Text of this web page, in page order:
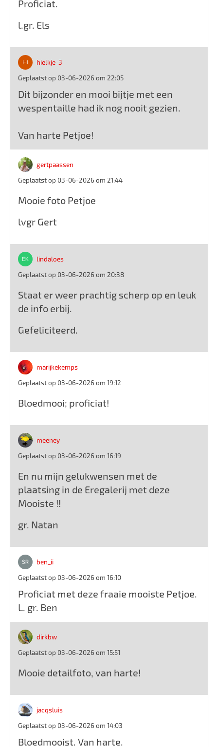
Proficiat.
l.gr. Els
hielkje_3
Geplaatst op 03-06-2026 om 22:05
Dit bijzonder en mooi bijtje met een
wespentaille had ik nog nooit gezien.
Van harte Petjoe!
gertpaassen
Geplaatst op 03-06-2026 om 21:44
Mooie foto Petjoe
lvgr Gert
lindaloes
Geplaatst op 03-06-2026 om 20:38
Staat er weer prachtig scherp op en leuk
de info erbij.
Gefeliciteerd.
marijkekemps
Geplaatst op 03-06-2026 om 19:12
Bloedmooi; proficiat!
meeney
Geplaatst op 03-06-2026 om 16:19
En nu mijn gelukwensen met de
plaatsing in de Eregalerij met deze
Mooiste !!
gr. Natan
ben_ii
Geplaatst op 03-06-2026 om 16:10
Proficiat met deze fraaie mooiste Petjoe.
L. gr. Ben
dirkbw
Geplaatst op 03-06-2026 om 15:51
Mooie detailfoto, van harte!
jacqsluis
Geplaatst op 03-06-2026 om 14:03
Bloedmooist. Van harte.